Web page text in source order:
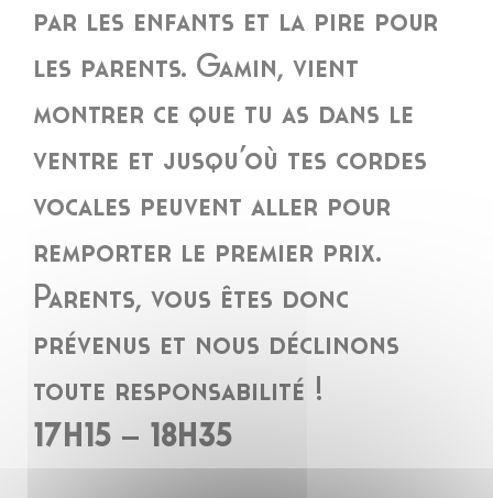
par les enfants et la pire pour
les parents. Gamin, vient
montrer ce que tu as dans le
ventre et jusqu’où tes cordes
vocales peuvent aller pour
remporter le premier prix.
Parents, vous êtes donc
prévenus et nous déclinons
toute responsabilité !
17H15 – 18H35